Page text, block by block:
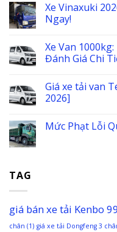
Xe Vinaxuki
Ngay!
Xe Van
Đánh Giá Chi
Giá xe tải van
2026]
Mức Phạt Lỗi
TAG
giá bán xe tải Kenbo
chân (1) giá xe tải Dongfeng 3